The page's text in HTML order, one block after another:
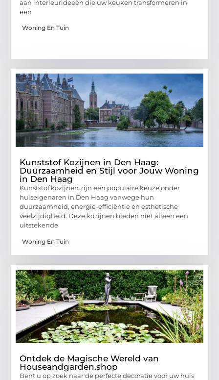
aan interieurideeën die uw keuken transformeren in
een
Woning En Tuin
Kunststof Kozijnen in Den Haag:
Duurzaamheid en Stijl voor Jouw Woning
in Den Haag
Kunststof kozijnen zijn een populaire keuze onder
huiseigenaren in Den Haag vanwege hun
duurzaamheid, energie-efficiëntie en esthetische
veelzijdigheid. Deze kozijnen bieden niet alleen een
uitstekende
Woning En Tuin
Ontdek de Magische Wereld van
Houseandgarden.shop
Bent u op zoek naar de perfecte decoratie voor uw huis